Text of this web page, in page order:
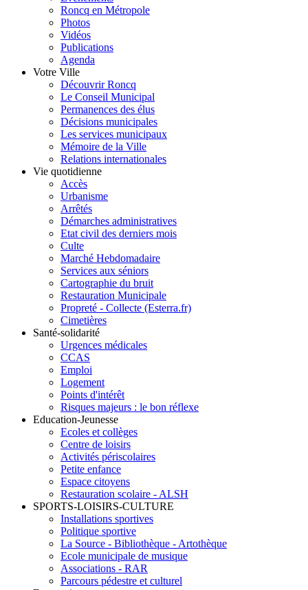
Roncq en Métropole
Photos
Vidéos
Publications
Agenda
Votre Ville
Découvrir Roncq
Le Conseil Municipal
Permanences des élus
Décisions municipales
Les services municipaux
Mémoire de la Ville
Relations internationales
Vie quotidienne
Accès
Urbanisme
Arrêtés
Démarches administratives
Etat civil des derniers mois
Culte
Marché Hebdomadaire
Services aux séniors
Cartographie du bruit
Restauration Municipale
Propreté - Collecte (Esterra.fr)
Cimetières
Santé-solidarité
Urgences médicales
CCAS
Emploi
Logement
Points d'intérêt
Risques majeurs : le bon réflexe
Education-Jeunesse
Ecoles et collèges
Centre de loisirs
Activités périscolaires
Petite enfance
Espace citoyens
Restauration scolaire - ALSH
SPORTS-LOISIRS-CULTURE
Installations sportives
Politique sportive
La Source - Bibliothèque - Artothèque
Ecole municipale de musique
Associations - RAR
Parcours pédestre et culturel